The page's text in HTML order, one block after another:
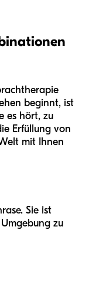
beginnt, ist
es hört, zu
Erfüllung von
mit Ihnen
Sie ist
zu